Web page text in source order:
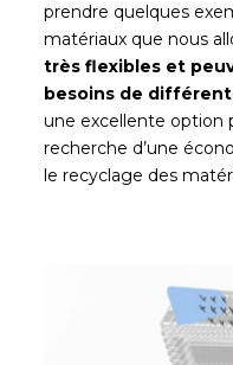
prendre quelques
matériaux que nous
très flexibles et
besoins de
une excellente option
recherche d’une
le recyclage des